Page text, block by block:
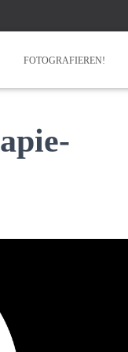
FOTOGRAFIEREN!